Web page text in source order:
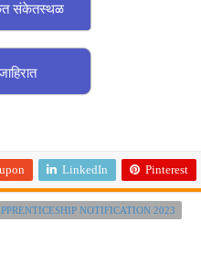
संकेतस्थळ
LinkedIn Pinterest
NOTIFICATION 2023